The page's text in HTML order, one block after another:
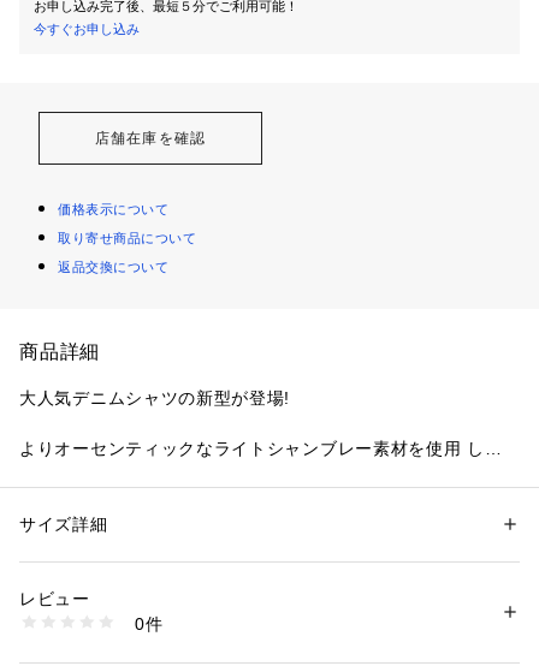
お申し込み完了後、最短５分でご利用可能！
今すぐお申し込み
店舗在庫を確認
価格表示について
取り寄せ商品について
返品交換について
商品詳細
大人気デニムシャツの新型が登場!
よりオーセンティックなライトシャンブレー素材を使用 して
古着をベースに、足し引きして今っぽさを出しました!
初めからビンテージな雰囲気に仕上がっています 。
性別：レディース
素材：本体:綿100% 刺繍糸:ポリエステル100%
洗濯：本体:洗濯機洗い（弱）、色ムラ加工、特殊加工、機械刺繍・手刺
商品番号：3660300001249 （モール）
サイズ詳細
レビュー
0件